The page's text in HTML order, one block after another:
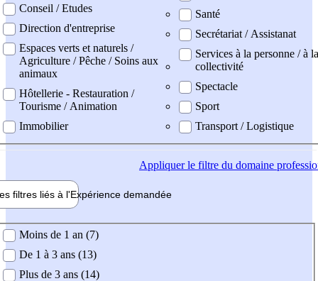
Conseil / Etudes
Direction d'entreprise
Espaces verts et naturels /
Agriculture / Pêche / Soins aux
animaux
Hôtellerie - Restauration /
Tourisme / Animation
Immobilier
Santé
Secrétariat / Assistanat
Services à la personne / à la
collectivité
Spectacle
Sport
Transport / Logistique
Appliquerle filtre du domaine
filtres liés à l'Expérience demandée
demandée
Moins de 1 an (7)
De 1 à 3 ans (13)
Plus de 3 ans (14)